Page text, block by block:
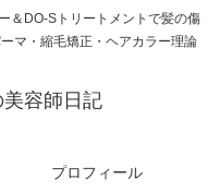
＆DO-Sトリートメントで髪の傷
マ・縮毛矯正・ヘアカラー理論
容師日記
プロフィール